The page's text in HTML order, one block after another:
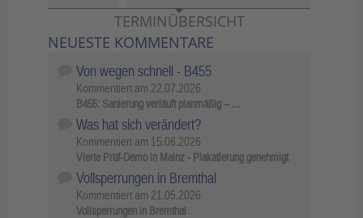
TERMINÜBERSICHT
NEUESTE KOMMENTARE
Von wegen schnell - B455
Kommentiert am 22.07.2026
B455: Sanierung verläuft planmäßig – …
Was hat sich verändert?
Kommentiert am 15.06.2026
Vierte Prüf-Demo in Mainz - Plakatierung genehmigt
Vollsperrungen in Bremthal
Kommentiert am 21.05.2026
Vollsperrungen in Bremthal